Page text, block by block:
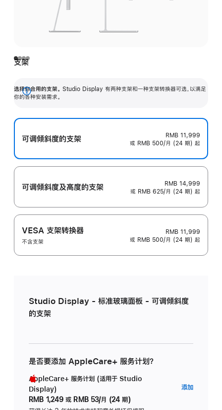
支架
选择你合用的支架。 Studio Display 有两种支架和一种支架转换器可选，以满足
你的各种安装需求。
展
可调倾斜度的支架
RMB 11,999
或 RMB 500/月 (24 期) 起
可调倾斜度及高‍度的支‍架
RMB 14,999
或 RMB 625/月 (24 期) 起
VESA 支架转换器
不含支架
RMB 11,999
或 RMB 500/月 (24 期) 起
Studio Display - 标准玻璃面板 - 可调倾斜度
的支架
是否要添加 AppleCare+ 服务计划？
AppleCare+ 服务计划 (适用于 Studio
Display)
RMB 1,249 或 RMB 53/月 (24 期)
添加